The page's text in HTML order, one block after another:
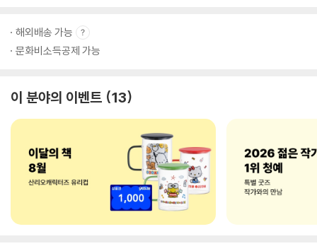
해외배송 가능
문화비소득공제 가능
이 분야의 이벤트 13